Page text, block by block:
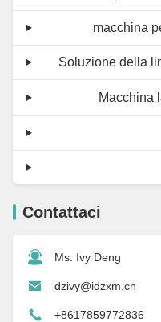
macchina
Soluzione della
Macchina
Contattaci
Ms. Ivy Deng
dzivy@idzxm.cn
+8617859772836